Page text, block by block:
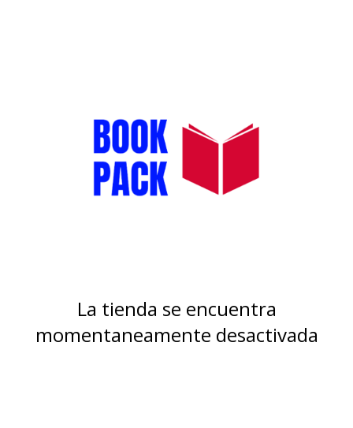
La tienda se encuentra
momentaneamente desactivada